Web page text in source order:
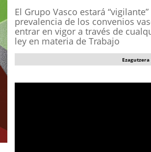
El Grupo Vasco estará
prevalencia de los convenios
entrar en vigor a través de
ley en materia de Trabajo